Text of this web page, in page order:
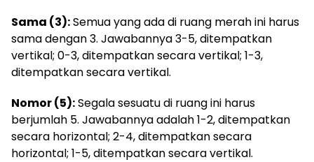
Sama (3):Semua yang ada di ruang merah ini harus
sama dengan 3. Jawabannya 3-5, ditempatkan
vertikal; 0-3, ditempatkan secara vertikal; 1-3,
ditempatkan secara vertikal.
Nomor (5):Segala sesuatu di ruang ini harus
berjumlah 5. Jawabannya adalah 1-2, ditempatkan
secara horizontal; 2-4, ditempatkan secara
horizontal; 1-5, ditempatkan secara vertikal.